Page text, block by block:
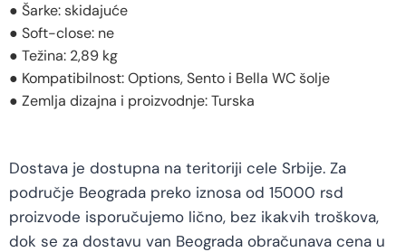
● Šarke: skidajuće
● Soft-close: ne
● Težina: 2,89 kg
● Kompatibilnost: Options, Sento i Bella WC šolje
● Zemlja dizajna i proizvodnje: Turska
Dostava je dostupna na teritoriji cele Srbije. Za
područje Beograda preko iznosa od 15000 rsd
proizvode isporučujemo lično, bez ikakvih troškova,
dok se za dostavu van Beograda obračunava cena u